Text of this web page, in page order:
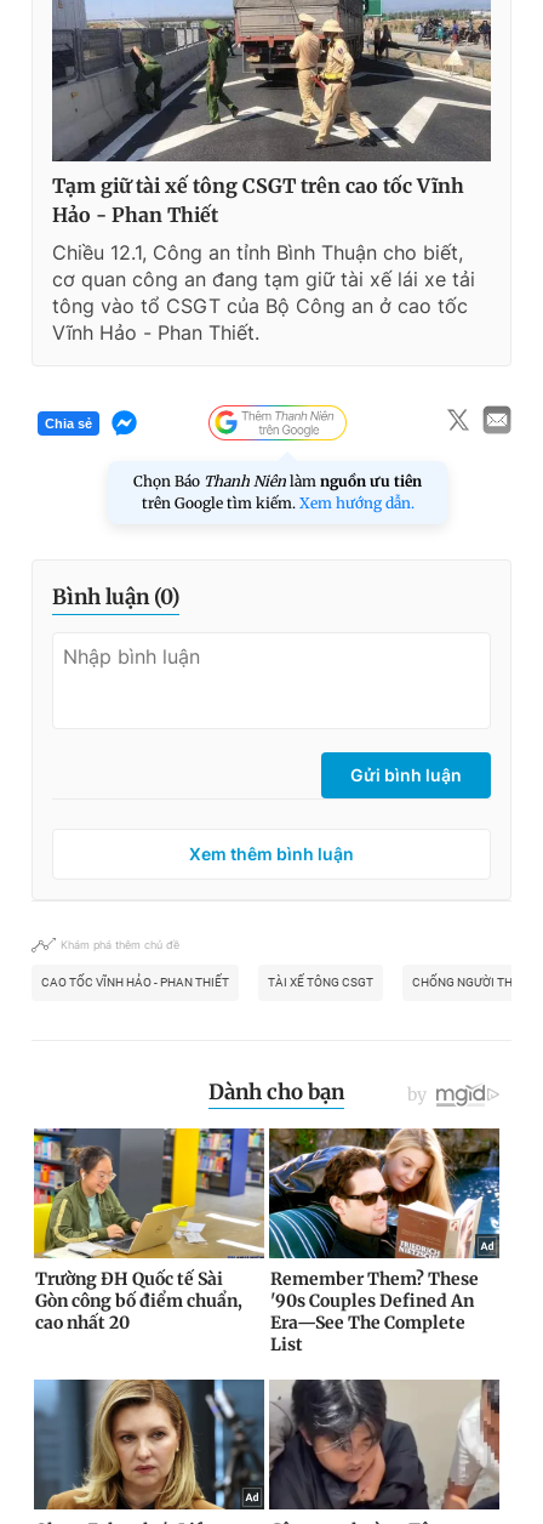
m
e
Tạm giữ tài xế tông CSGT trên cao tốc Vĩnh
Hảo - Phan Thiết
Chiều 12.1, Công an tỉnh Bình Thuận cho biết,
cơ quan công an đang tạm giữ tài xế lái xe tải
tông vào tổ CSGT của Bộ Công an ở cao tốc
Vĩnh Hảo - Phan Thiết.
Chia sẻ
Chọn Báo Thanh Niên làm nguồn ưu tiên
trên Google tìm kiếm. Xem hướng dẫn.
Bình luận (0)
Gửi bình luận
Xem thêm bình luận
Khám phá thêm chủ đề
CAO TỐC VĨNH HẢO - PHAN THIẾT TÀI XẾ TÔNG CSGT CHỐNG NGƯỜI THI